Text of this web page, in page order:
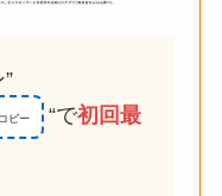
“で初回最